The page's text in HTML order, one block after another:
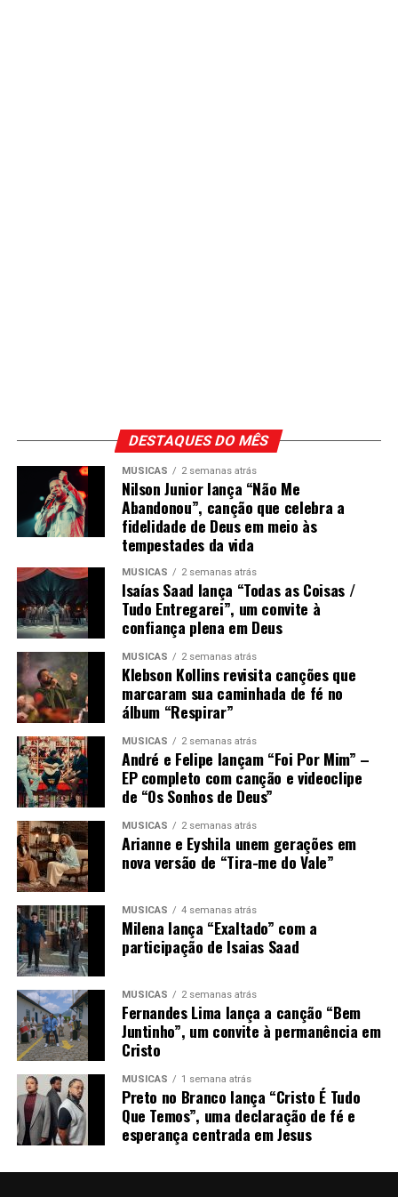
DESTAQUES DO MÊS
MÚSICAS 2 semanas atrás
Nilson Junior lança “Não Me
Abandonou”, canção que celebra a
fidelidade de Deus em meio às
tempestades da vida
MÚSICAS 2 semanas atrás
Isaías Saad lança “Todas as Coisas /
Tudo Entregarei”, um convite à
confiança plena em Deus
MÚSICAS 2 semanas atrás
Klebson Kollins revisita canções que
marcaram sua caminhada de fé no
álbum “Respirar”
MÚSICAS 2 semanas atrás
André e Felipe lançam “Foi Por Mim” –
EP completo com canção e videoclipe
de “Os Sonhos de Deus”
MÚSICAS 2 semanas atrás
Arianne e Eyshila unem gerações em
nova versão de “Tira-me do Vale”
MÚSICAS 4 semanas atrás
Milena lança “Exaltado” com a
participação de Isaias Saad
MÚSICAS 2 semanas atrás
Fernandes Lima lança a canção “Bem
Juntinho”, um convite à permanência em
Cristo
MÚSICAS 1 semana atrás
Preto no Branco lança “Cristo É Tudo
Que Temos”, uma declaração de fé e
esperança centrada em Jesus